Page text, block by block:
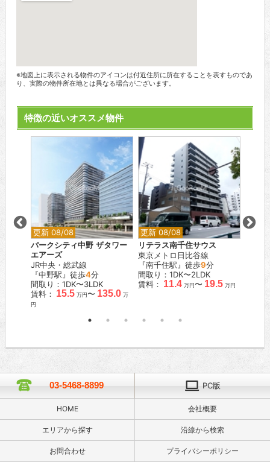
※地図上に表示される物件のアイコンは付近住所に所在することを表すものであ
り、実際の物件所在地とは異なる場合がございます。
特徴の近いオススメ物件
更新 08/08
パークシティ中野 ザタワー
エアーズ
JR中央・総武線
『中野駅』徒歩4分
間取り：1DK〜3LDK
賃料： 15.5 万円〜 135.0 万
円
更新 08/08
リテラス南千住サウス
東京メトロ日比谷線
『南千住駅』徒歩9分
間取り：1DK〜2LDK
賃料： 11.4 万円〜 19.5 万円
更新
03-5468-8899 PC版
HOME 会社概要
エリアから探す 沿線から検索
お問合わせ プライバシーポリシー